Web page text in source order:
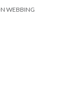
WEBBING